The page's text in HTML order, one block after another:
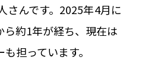
さんです。2025年4月に
約1年が経ち、現在は
担っています。